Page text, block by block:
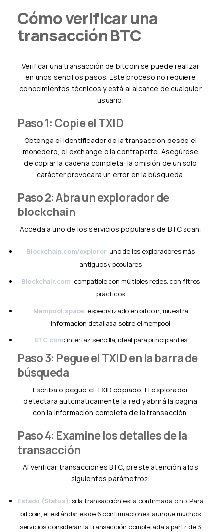
Cómo verificar una
transacción BTC
Verificar una transacción de bitcoin se puede realizar
en unos sencillos pasos. Este proceso no requiere
conocimientos técnicos y está al alcance de cualquier
usuario.
Paso 1: Copie el TXID
Obtenga el identificador de la transacción desde el
monedero, el exchange o la contraparte. Asegúrese
de copiar la cadena completa: la omisión de un solo
carácter provocará un error en la búsqueda.
Paso 2: Abra un explorador de
blockchain
Acceda a uno de los servicios populares de BTC scan:
Blockchain.com/explorer: uno de los exploradores más
antiguos y populares
Blockchair.com: compatible con múltiples redes, con filtros
prácticos
Mempool.space: especializado en bitcoin, muestra
información detallada sobre el mempool
BTC.com: interfaz sencilla, ideal para principiantes
Paso 3: Pegue el TXID en la barra de
búsqueda
Escriba o pegue el TXID copiado. El explorador
detectará automáticamente la red y abrirá la página
con la información completa de la transacción.
Paso 4: Examine los detalles de la
transacción
Al verificar transacciones BTC, preste atención a los
siguientes parámetros:
Estado (Status): si la transacción está confirmada o no. Para
bitcoin, el estándar es de 6 confirmaciones, aunque muchos
servicios consideran la transacción completada a partir de 3